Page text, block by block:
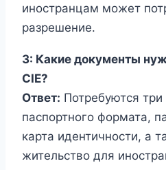
иностранцам может
разрешение.
3: Какие документы
CIE?
Ответ: Потребуются
паспортного формата,
карта идентичности, а
жительство для